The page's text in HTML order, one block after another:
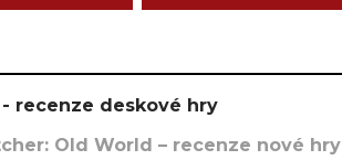
recenze deskové hry
Old World – recenze nové hry